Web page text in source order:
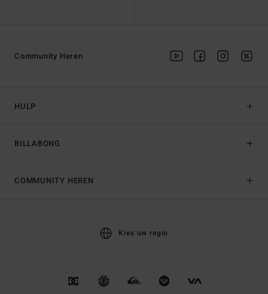
HULP
BILLABONG
Community Heren
COMMUNITY HEREN
Kies uw regio